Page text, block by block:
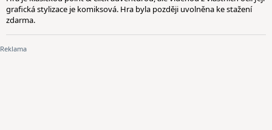
grafická stylizace je komiksová. Hra byla později uvolněna ke stažení
zdarma.